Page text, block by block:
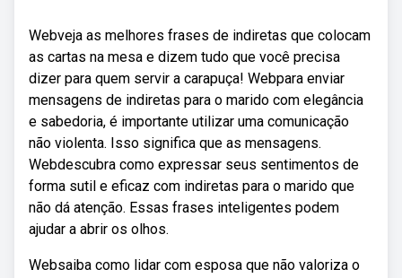
Webveja as melhores frases de indiretas que colocam
as cartas na mesa e dizem tudo que você precisa
dizer para quem servir a carapuça! Webpara enviar
mensagens de indiretas para o marido com elegância
e sabedoria, é importante utilizar uma comunicação
não violenta. Isso significa que as mensagens.
Webdescubra como expressar seus sentimentos de
forma sutil e eficaz com indiretas para o marido que
não dá atenção. Essas frases inteligentes podem
ajudar a abrir os olhos.
Websaiba como lidar com esposa que não valoriza o